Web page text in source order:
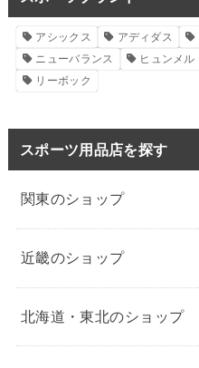
アシックス アディダス
ニューバランス
ヒュンメル
リーボック
スポーツ用品店を探す
関東のショップ
近畿のショップ
北海道・東北のショップ